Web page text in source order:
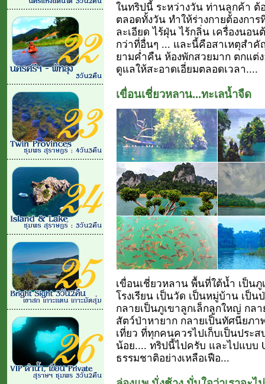
ในทริปนี้ ระหว่างวัน ท่านลูกค้า ต้
ตลอดทั้งวัน ทำให้ร่างกายต้องการ
ละเอียด ไร้ฝุ่น ไร้กลิ่น เครื่องนอ
กว่าที่อื่นๆ ... และนี้คือสาเหตุสำคั
ยามค่ำคืน ห้องพักสวยมาก ตกแต่
ดูแลให้สะอาดเอี่ยมตลอดเวลา....
เขื่อนเชี่ยวหลาน...ทะเลน้ำจืด
เขื่อนเชี่ยวหลาน พื้นที่ใต้น้ำ เป็น
โรงเรียน เป็นวัด เป็นหมู่บ้าน เป็
กลายเป็นภูเขาลูกเล็กลูกใหญ่ ก
สัตว์ป่าหายาก กลายเป็นทัศนียภา
เที่ยว ที่ทุกคนควรไปเก็บเป็นประ
น้อย.... ทริปนี้ไปครับ และไปแบบ
ธรรมชาติอย่างเหลือเฟือ...